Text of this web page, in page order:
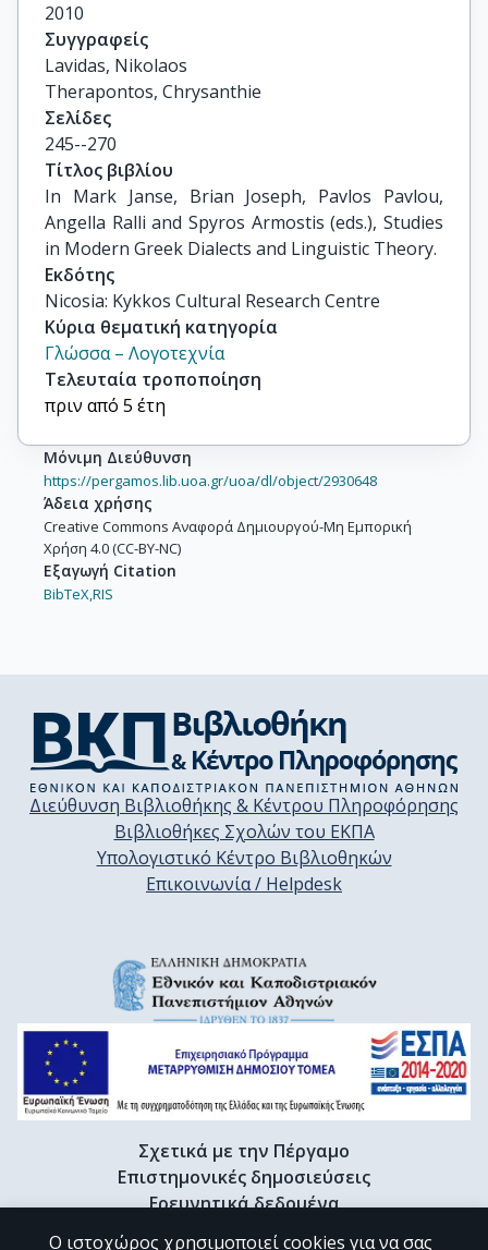
2010
Συγγραφείς
Lavidas, Nikolaos
Therapontos, Chrysanthie
Σελίδες
245--270
Τίτλος βιβλίου
In Mark Janse, Brian Joseph, Pavlos Pavlou,
Angella Ralli and Spyros Armostis (eds.), Studies
in Modern Greek Dialects and Linguistic Theory.
Εκδότης
Nicosia: Kykkos Cultural Research Centre
Κύρια θεματική κατηγορία
Γλώσσα – Λογοτεχνία
Τελευταία τροποποίηση
πριν από 5 έτη
Μόνιμη Διεύθυνση
https://pergamos.lib.uoa.gr/uoa/dl/object/2930648
Άδεια χρήσης
Creative Commons Αναφορά Δημιουργού-Μη Εμπορική
Χρήση 4.0 (CC-BY-NC)
Εξαγωγή Citation
BibTeX,RIS
Διεύθυνση Βιβλιοθήκης & Κέντρου Πληροφόρησης
Βιβλιοθήκες Σχολών του ΕΚΠΑ
Υπολογιστικό Κέντρο Βιβλιοθηκών
Επικοινωνία / Helpdesk
Σχετικά με την Πέργαμο
Επιστημονικές δημοσιεύσεις
Ερευνητικά δεδομένα
Διδακτορικές διατριβές & Γκρίζα βιβλιογραφία
Ο ιστοχώρος χρησιμοποιεί cookies για να σας